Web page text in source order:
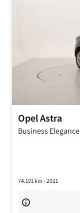
OpelAstra
Business Elegance
74.191km - 2021